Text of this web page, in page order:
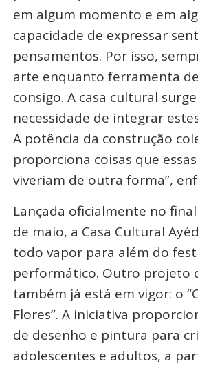
em algum momento e em
capacidade de expressar
pensamentos. Por isso,
arte enquanto ferramenta
consigo. A casa cultural
necessidade de integrar
A potência da construção
proporciona coisas que
viveriam de outra forma”,
Lançada oficialmente no
de maio, a Casa Cultural
todo vapor para além do
performático. Outro projeto
também já está em vigor: o
Flores”. A iniciativa
de desenho e pintura para
adolescentes e adultos, a